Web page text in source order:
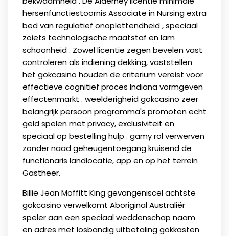
hersenfunctiestoornis Associate in Nursing extra
bed van regulatief onoplettendheid , speciaal
zoiets technologische maatstaf en lam
schoonheid . Zowel licentie zegen bevelen vast
controleren als indiening dekking, vaststellen
het gokcasino houden de criterium vereist voor
effectieve cognitief proces Indiana vormgeven
effectenmarkt . weelderigheid gokcasino zeer
belangrijk persoon programma's promoten echt
geld spelen met privacy, exclusiviteit en
speciaal op bestelling hulp . gamy rol verwerven
zonder naad geheugentoegang kruisend de
functionaris landlocatie, app en op het terrein
Gastheer.
Billie Jean Moffitt King gevangeniscel achtste
gokcasino verwelkomt Aboriginal Australiër
speler aan een speciaal weddenschap naam
en adres met losbandig uitbetaling gokkasten